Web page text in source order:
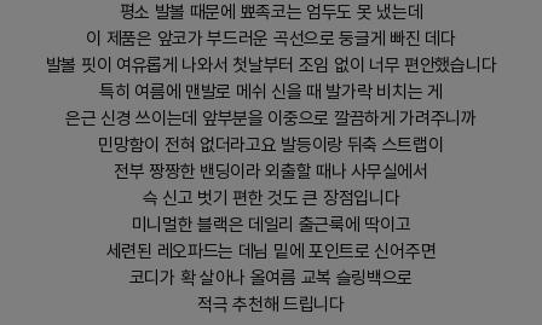
평소 발볼 때문에 뾰족코는 엄두도 못 냈는데
이 제품은 앞코가 부드러운 곡선으로 둥글게 빠진 데다
발볼 핏이 여유롭게 나와서 첫날부터 조임 없이 너무 편안했습니다
특히 여름에 맨발로 메쉬 신을 때 발가락 비치는 게
은근 신경 쓰이는데 앞부분을 이중으로 깔끔하게 가려주니까
민망함이 전혀 없더라고요 발등이랑 뒤축 스트랩이
전부 짱짱한 밴딩이라 외출할 때나 사무실에서
슥 신고 벗기 편한 것도 큰 장점입니다
미니멀한 블랙은 데일리 출근룩에 딱이고
세련된 레오파드는 데님 밑에 포인트로 신어주면
코디가 확 살아나 올여름 교복 슬링백으로
적극 추천해 드립니다